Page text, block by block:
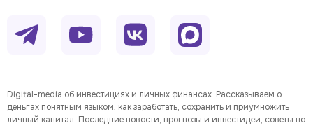
Digital-media об инвестициях и личных финансах. Рассказываем о
деньгах понятным языком: как заработать, сохранить и приумножить
личный капитал. Последние новости, прогнозы и инвестидеи, советы по